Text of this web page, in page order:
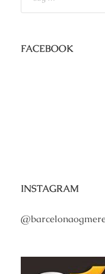
FACEBOOK
INSTAGRAM